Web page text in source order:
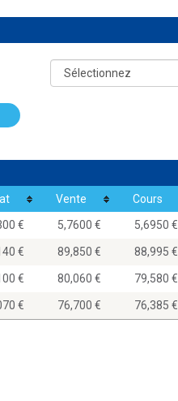
Vente Cours
5,7600 5,6950
89,850 88,995
80,060 79,580
76,700 76,385